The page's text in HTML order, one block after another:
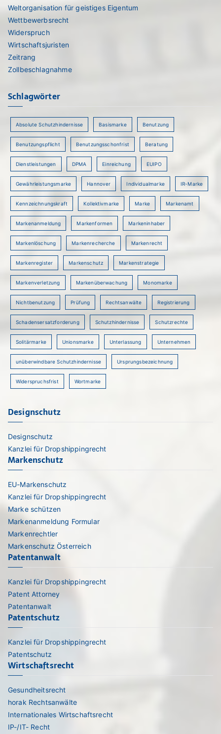
Weltorganisation für geistiges Eigentum
Wettbewerbsrecht
Widerspruch
Wirtschaftsjuristen
Zeitrang
Zollbeschlagnahme
Schlagwörter
Absolute Schutzhindernisse Basismarke Benutzung
Benutzungspflicht Benutzungsschonfrist Beratung
Dienstleistungen DPMA Einreichung EUIPO
Gewährleistungsmarke Hannover Individualmarke IR-Marke
Kennzeichnungskraft Kollektivmarke Marke Markenamt
Markenanmeldung Markenformen Markeninhaber
Markenlöschung Markenrecherche Markenrecht
Markenregister Markenschutz Markenstrategie
Markenverletzung Markenüberwachung Monomarke
Nichtbenutzung Prüfung Rechtsanwälte Registrierung
Schadensersatzforderung Schutzhindernisse Schutzrechte
Solitärmarke Unionsmarke Unterlassung Unternehmen
unüberwindbare Schutzhindernisse Ursprungsbezeichnung
Widerspruchsfrist Wortmarke
Designschutz
Designschutz
Kanzlei für Dropshippingrecht
Markenschutz
EU-Markenschutz
Kanzlei für Dropshippingrecht
Marke schützen
Markenanmeldung Formular
Markenrechtler
Markenschutz Österreich
Patentanwalt
Kanzlei für Dropshippingrecht
Patent Attorney
Patentanwalt
Patentschutz
Kanzlei für Dropshippingrecht
Patentschutz
Wirtschaftsrecht
Gesundheitsrecht
horak Rechtsanwälte
Internationales Wirtschaftsrecht
IP-/IT- Recht